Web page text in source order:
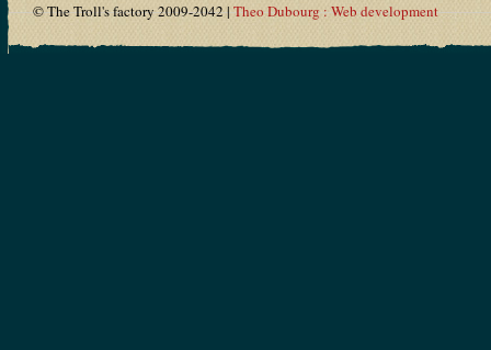
© The Troll's factory 2009-2042 |Theo Dubourg : Web development